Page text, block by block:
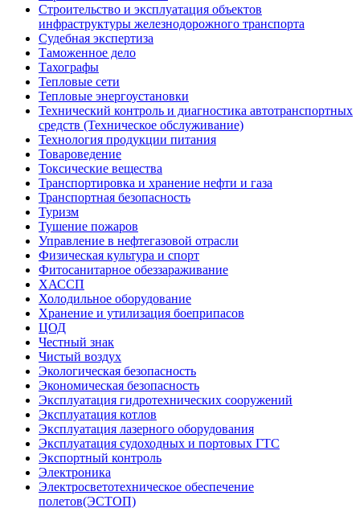
Строительство и эксплуатация объектов
инфраструктуры железнодорожного транспорта
Судебная экспертиза
Таможенное дело
Тахографы
Тепловые сети
Тепловые энергоустановки
Технический контроль и диагностика автотранспортных
средств (Техническое обслуживание)
Технология продукции питания
Товароведение
Токсические вещества
Транспортировка и хранение нефти и газа
Транспортная безопасность
Туризм
Тушение пожаров
Управление в нефтегазовой отрасли
Физическая культура и спорт
Фитосанитарное обеззараживание
ХАССП
Холодильное оборудование
Хранение и утилизация боеприпасов
ЦОД
Честный знак
Чистый воздух
Экологическая безопасность
Экономическая безопасность
Эксплуатация гидротехнических сооружений
Эксплуатация котлов
Эксплуатация лазерного оборудования
Эксплуатация судоходных и портовых ГТС
Экспортный контроль
Электроника
Электросветотехническое обеспечение
полетов(ЭСТОП)